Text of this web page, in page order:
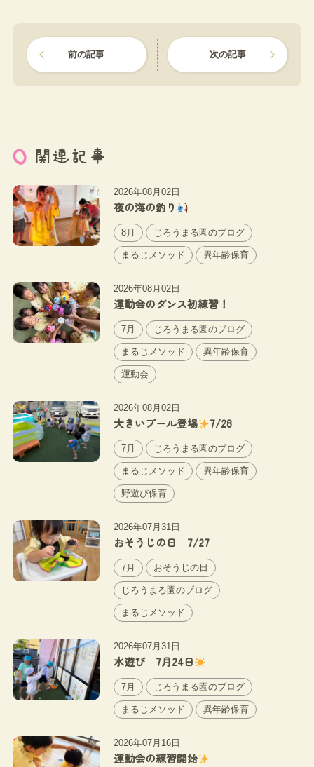
前の記事 次の記事
関連記事
2026年08月02日
夜の海の釣り
8月 じろうまる園のブログ
まるじメソッド 異年齢保育
2026年08月02日
運動会のダンス初練習！
7月 じろうまる園のブログ
まるじメソッド 異年齢保育
運動会
2026年08月02日
大きいプール登場 7/28
7月 じろうまる園のブログ
まるじメソッド 異年齢保育
野遊び保育
2026年07月31日
おそうじの日 7/27
7月 おそうじの日
じろうまる園のブログ
まるじメソッド
2026年07月31日
水遊び 7月24日
7月 じろうまる園のブログ
まるじメソッド 異年齢保育
2026年07月16日
運動会の練習開始